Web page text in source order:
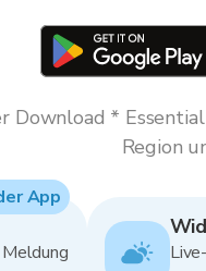
Download *
Region
App